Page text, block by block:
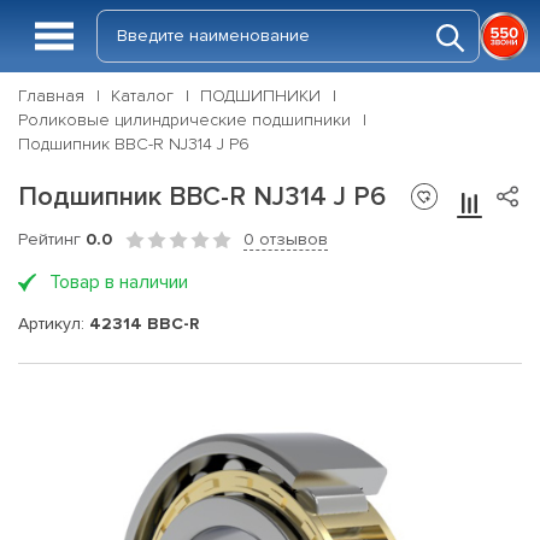
Главная Каталог
ПОДШИПНИКИ
Роликовые цилиндрические подшипники
Подшипник BBC-R NJ314 J P6
Подшипник BBC-R NJ314 J P6
Рейтинг 0.0 0 отзывов
Товар в наличии
Артикул: 42314 BBC-R